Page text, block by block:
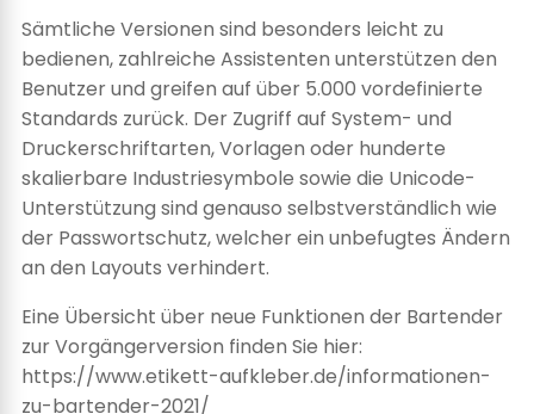
Sämtliche Versionen sind besonders leicht zu
bedienen, zahlreiche Assistenten unterstützen den
Benutzer und greifen auf über 5.000 vordefinierte
Standards zurück. Der Zugriff auf System- und
Druckerschriftarten, Vorlagen oder hunderte
skalierbare Industriesymbole sowie die Unicode-
Unterstützung sind genauso selbstverständlich wie
der Passwortschutz, welcher ein unbefugtes Ändern
an den Layouts verhindert.
Eine Übersicht über neue Funktionen der Bartender
zur Vorgängerversion finden Sie hier:
https://www.etikett-aufkleber.de/informationen-
zu-bartender-2021/